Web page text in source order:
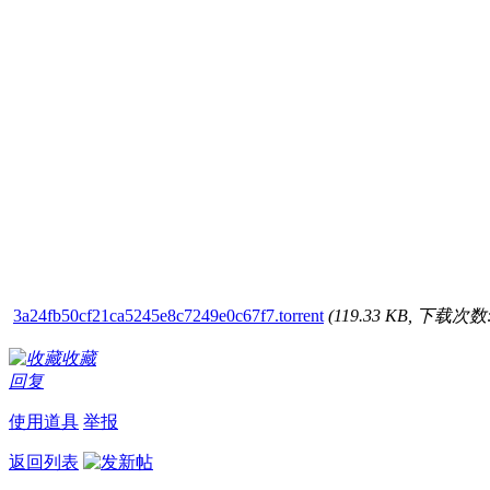
3a24fb50cf21ca5245e8c7249e0c67f7.torrent (119.33 KB, 下载次
收藏
回复
使用道具 举报
返回列表